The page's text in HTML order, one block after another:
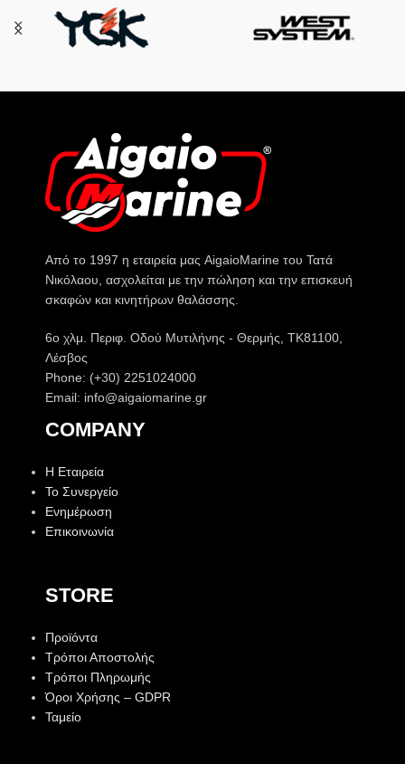
Από το 1997 η εταιρεία μας AigaioMarine του Τατά
Νικόλαου, ασχολείται με την πώληση και την επισκευή
σκαφών και κινητήρων θαλάσσης.
6o χλμ. Περιφ. Οδού Μυτιλήνης - Θερμής, ΤΚ81100,
Λέσβος
Phone: (+30) 2251024000
Email: info@aigaiomarine.gr
COMPANY
Η Εταιρεία
Το Συνεργείο
Ενημέρωση
Επικοινωνία
STORE
Προϊόντα
Τρόποι Αποστολής
Τρόποι Πληρωμής
Όροι Χρήσης – GDPR
Ταμείο